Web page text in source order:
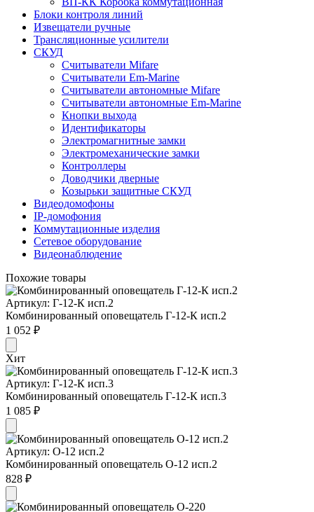
Блоки контроля линий
Извещатели ручные
Трансляционные усилители
СКУД
Считыватели Mifare
Считыватели Еm-Marine
Считыватели автономные Mifare
Считыватели автономные Em-Marine
Кнопки выхода
Идентификаторы
Электромагнитные замки
Электромеханические замки
Контроллеры
Доводчики дверные
Козырьки защитные СКУД
Видеодомофоны
IP-домофония
Коммутационные изделия
Сетевое оборудование
Видеонаблюдение
Похожие товары
Артикул: Г-12-К исп.2
Комбинированный оповещатель Г-12-К исп.2
1 052 ₽
Хит
Артикул: Г-12-К исп.3
Комбинированный оповещатель Г-12-К исп.3
1 085 ₽
Артикул: О-12 исп.2
Комбинированный оповещатель О-12 исп.2
828 ₽